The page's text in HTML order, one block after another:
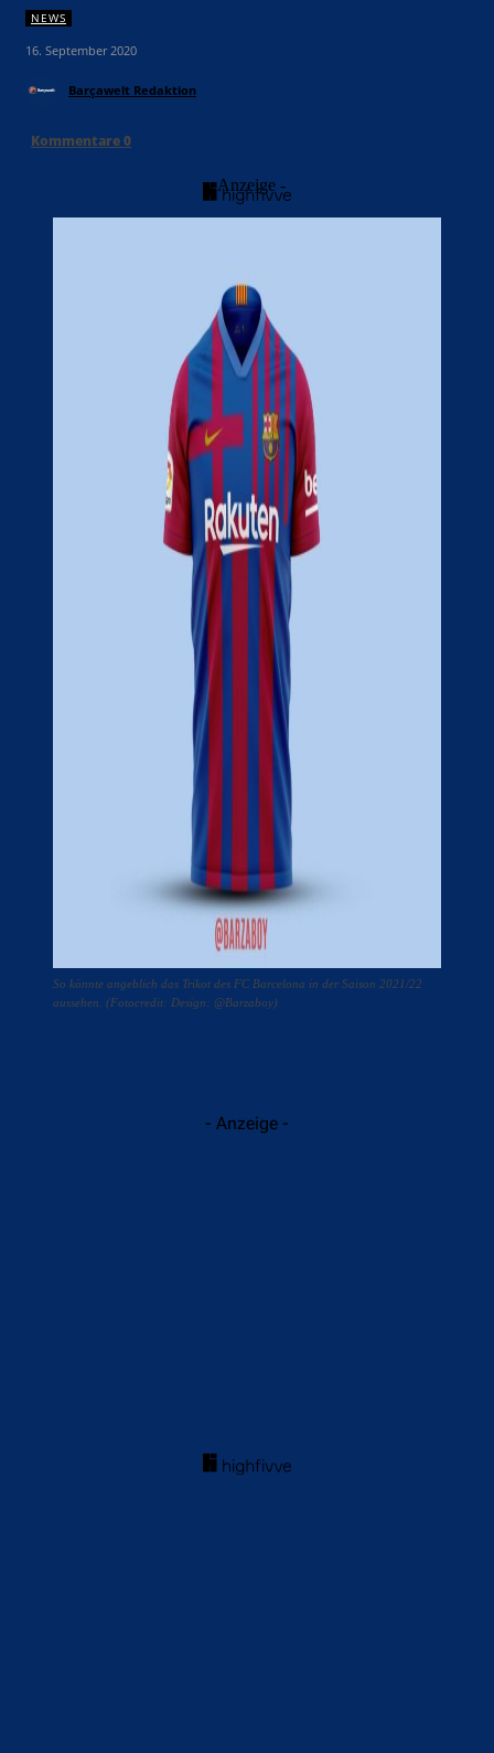
NEWS
16. September 2020
Barçawelt Redaktion
Kommentare0
- Anzeige -
So könnte angeblich das Trikot des FC Barcelona in der Saison 2021/22
aussehen. (Fotocredit: Design: @Barzaboy)
- Anzeige -